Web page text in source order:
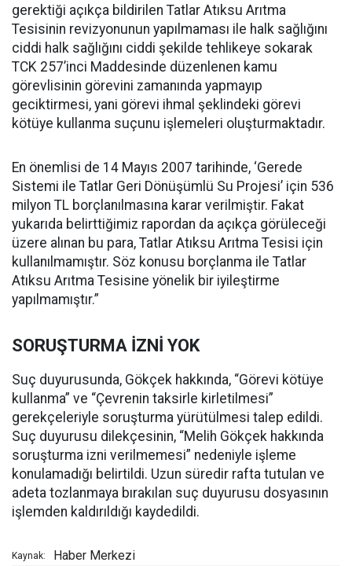
gerektiği açıkça bildirilen Tatlar Atıksu Arıtma
Tesisinin revizyonunun yapılmaması ile halk sağlığını
ciddi halk sağlığını ciddi şekilde tehlikeye sokarak
TCK 257’inci Maddesinde düzenlenen kamu
görevlisinin görevini zamanında yapmayıp
geciktirmesi, yani görevi ihmal şeklindeki görevi
kötüye kullanma suçunu işlemeleri oluşturmaktadır.
En önemlisi de 14 Mayıs 2007 tarihinde, ‘Gerede
Sistemi ile Tatlar Geri Dönüşümlü Su Projesi’ için 536
milyon TL borçlanılmasına karar verilmiştir. Fakat
yukarıda belirttiğimiz rapordan da açıkça görüleceği
üzere alınan bu para, Tatlar Atıksu Arıtma Tesisi için
kullanılmamıştır. Söz konusu borçlanma ile Tatlar
Atıksu Arıtma Tesisine yönelik bir iyileştirme
yapılmamıştır.”
SORUŞTURMA İZNİ YOK
Suç duyurusunda, Gökçek hakkında, “Görevi kötüye
kullanma” ve “Çevrenin taksirle kirletilmesi”
gerekçeleriyle soruşturma yürütülmesi talep edildi.
Suç duyurusu dilekçesinin, “Melih Gökçek hakkında
soruşturma izni verilmemesi” nedeniyle işleme
konulamadığı belirtildi. Uzun süredir rafta tutulan ve
adeta tozlanmaya bırakılan suç duyurusu dosyasının
işlemden kaldırıldığı kaydedildi.
Kaynak: Haber Merkezi